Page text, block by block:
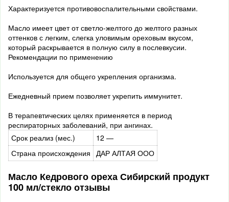
Характеризуется противовоспалительными свойствами.
Масло имеет цвет от светло-желтого до желтого разных
оттенков с легким, слегка уловимым ореховым вкусом,
который раскрывается в полную силу в послевкусии.
Рекомендации по применению
Используется для общего укрепления организма.
Ежедневный прием позволяет укрепить иммунитет.
В терапевтических целях применяется в период
респираторных заболеваний, при ангинах.
Срок реализ (мес.)
12 —
Страна происхождения ДАР АЛТАЯ ООО
Масло Кедрового ореха Сибирский продукт
100 мл/стекло отзывы